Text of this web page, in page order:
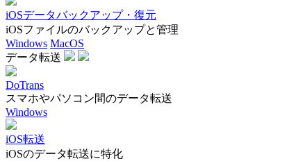
iOSデータバックアップ・復元
iOSファイルのバックアップと管理
Windows MacOS
データ転送
DoTrans
スマホやパソコン間のデータ転送
Windows
iOS転送
iOSのデータ転送に特化